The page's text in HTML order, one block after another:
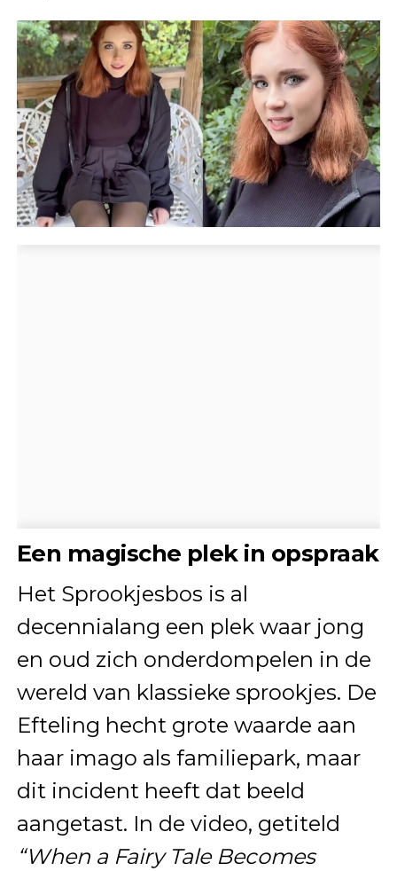
Een magische plek in opspraak
Het Sprookjesbos is al
decennialang een plek waar jong
en oud zich onderdompelen in de
wereld van klassieke sprookjes. De
Efteling hecht grote waarde aan
haar imago als familiepark, maar
dit incident heeft dat beeld
aangetast. In de video, getiteld
“When a Fairy Tale Becomes